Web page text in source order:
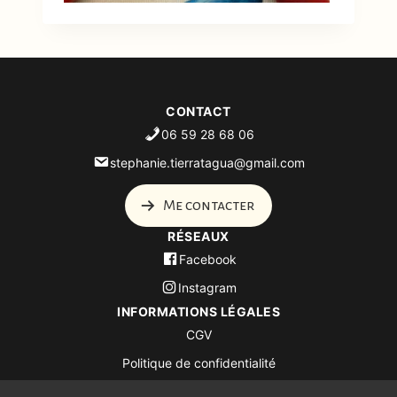
INFORMATIONS LÉGALES
CGV
Politique de confidentialité
RÉSEAUX
Facebook
Instagram
CONTACT
06 59 28 68 06
stephanie.tierratagua@gmail.com
Me contacter